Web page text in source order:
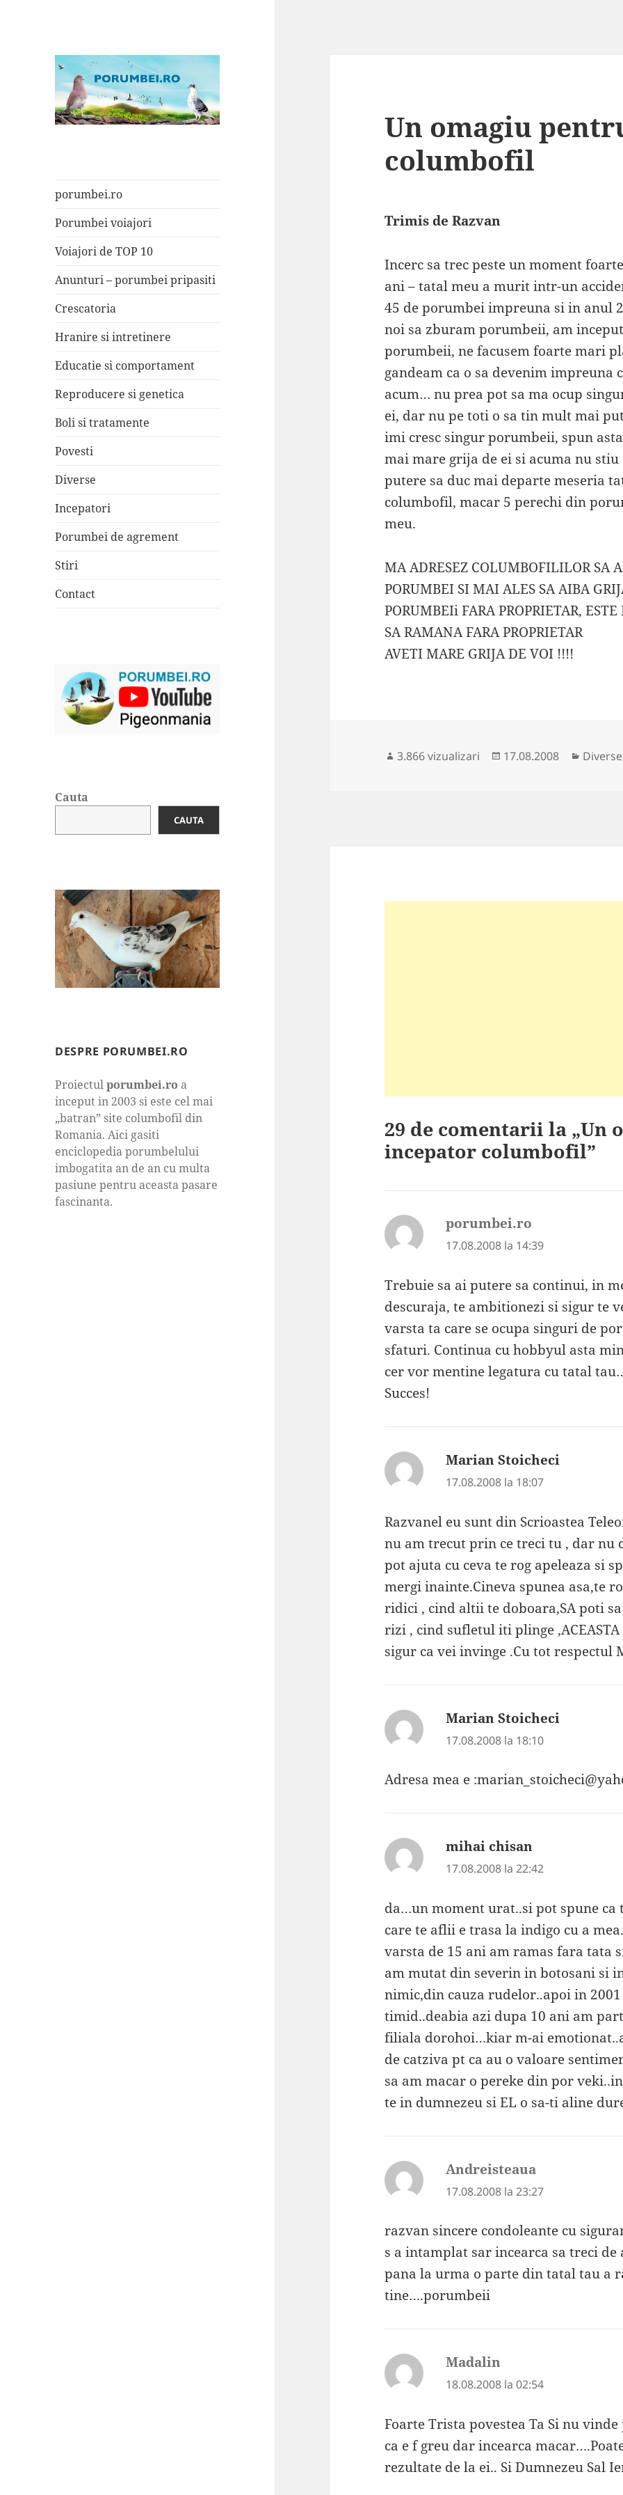
porumbei.ro
Porumbei voiajori
Voiajori de TOP 10
Anunturi – porumbei pripasiti
Crescatoria
Hranire si intretinere
Educatie si comportament
Reproducere si genetica
Boli si tratamente
Povesti
Diverse
Incepatori
Porumbei de agrement
Stiri
Contact
Cauta
CAUTA
DESPRE PORUMBEI.RO
Proiectulporumbei.ro a
inceput in 2003 si este cel mai
„batran” site columbofil din
Romania. Aici gasiti
enciclopedia porumbelului
imbogatita an de an cu multa
pasiune pentru aceasta pasare
fascinanta.
Un omagiu
columbofil
Trimis de Razvan
Incerc sa trec peste un moment
ani – tatal meu a murit intr-un
45 de porumbei impreuna si in anul
noi sa zburam porumbeii, am
porumbeii, ne facusem foarte mari
gandeam ca o sa devenim
acum…nu prea pot sa ma ocup
ei, dar nu pe toti o sa tin mult mai
imi cresc singur porumbeii, spun
mai mare grija de ei si acuma nu stiu
putere sa duc mai departe meseria
columbofil, macar 5 perechi din
meu.
MA ADRESEZ COLUMBOFILILOR SA
PORUMBEI SI MAI ALES SA AIBA
PORUMBEIi FARA PROPRIETAR,
SA RAMANA FARA PROPRIETAR
AVETI MARE GRIJA DE VOI !!!!
3.866 vizualizari
Publicat
17.08.2008 Diverse
29 de comentarii la „Un
incepator columbofil”
porumbei.ro
17.08.2008 la 14:39
Trebuie sa ai putere sa continui, in
descuraja, te ambitionezi si sigur te
varsta ta care se ocupa singuri de
sfaturi. Continua cu hobbyul asta
cer vor mentine legatura cu tatal
Succes!
Marian Stoicheci
17.08.2008 la 18:07
Razvanel eu sunt din Scrioastea
nu am trecut prin ce treci tu , dar nu
pot ajuta cu ceva te rog apeleaza si
mergi inainte.Cineva spunea asa,te
ridici , cind altii te doboara,SA poti
rizi , cind sufletul iti plinge ,ACEASTA
sigur ca vei invinge .Cu tot respectul
Marian Stoicheci
17.08.2008 la 18:10
Adresa mea e
mihai chisan
17.08.2008 la 22:42
da…un moment urat..si pot spune
care te aflii e trasa la indigo cu a
varsta de 15 ani am ramas fara tata
am mutat din severin in botosani si
nimic,din cauza rudelor..apoi in
timid..deabia azi dupa 10 ani am
filiala dorohoi…kiar m-ai
de catziva pt ca au o valoare
sa am macar o pereke din por
te in dumnezeu si EL o sa-ti aline
Andreisteaua
17.08.2008 la 23:27
razvan sincere condoleante cu
s a intamplat sar incearca sa treci
pana la urma o parte din tatal tau a
tine….porumbeii
Madalin
18.08.2008 la 02:54
Foarte Trista povestea Ta Si nu
ca e f greu dar incearca
rezultate de la ei.. Si Dumnezeu Sal